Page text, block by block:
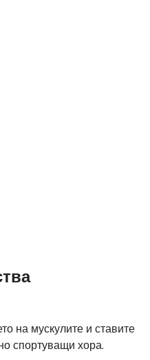
на мускулите и ставите
спортуващи хора.